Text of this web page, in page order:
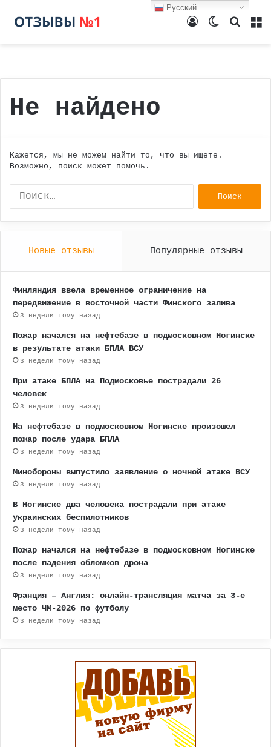
Поиск
Switch
Войти
Не найдено
Кажется, мы не можем найти то, что вы ищете.
Возможно, поиск может помочь.
Новые отзывы Популярные отзывы
Финляндия ввела временное ограничение на
передвижение в восточной части Финского залива
3 недели тому назад
Пожар начался на нефтебазе в подмосковном Ногинске
в результате атаки БПЛА ВСУ
3 недели тому назад
При атаке БПЛА на Подмосковье пострадали 26
человек
3 недели тому назад
На нефтебазе в подмосковном Ногинске произошел
пожар после удара БПЛА
3 недели тому назад
Минобороны выпустило заявление о ночной атаке ВСУ
3 недели тому назад
В Ногинске два человека пострадали при атаке
украинских беспилотников
3 недели тому назад
Пожар начался на нефтебазе в подмосковном Ногинске
после падения обломков дрона
3 недели тому назад
Франция – Англия: онлайн-трансляция матча за 3-е
место ЧМ-2026 по футболу
3 недели тому назад
Русский